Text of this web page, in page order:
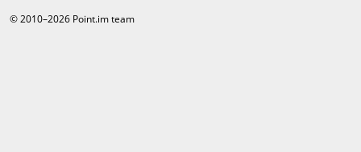
© 2010–2026 Point.im team